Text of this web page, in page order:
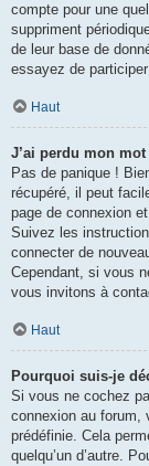
compte pour une
suppriment
de leur base de
essayez de
Haut
J’ai perdu mon mot
Pas de panique !
récupéré, il peut
page de connexion
Suivez les
connecter de
Cependant, si vous
vous invitons à
Haut
Pourquoi suis-je
Si vous ne cochez
connexion au forum,
prédéfinie. Cela
quelqu’un d’autre.